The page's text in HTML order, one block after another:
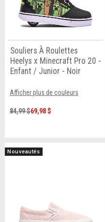
Souliers À Roulettes
Heelys x Minecraft Pro 20 -
Enfant / Junior - Noir
Afficher plus de couleurs
84,99 $69,98 $
Nouveautés